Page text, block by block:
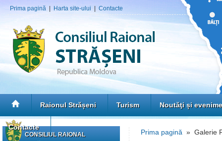
Prima pagină Harta site-ului Contacte
Raionul Strășeni Turism Noutăţi și
Contacte
CONSILIUL RAIONAL
Prima pagină » Galerie